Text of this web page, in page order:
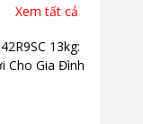
Xem tất cả